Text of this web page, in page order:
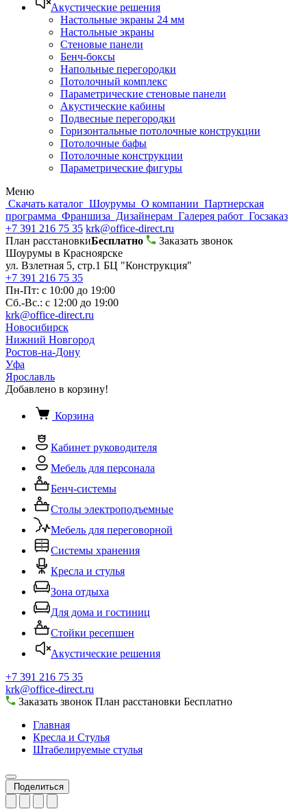
Акустические решения
Настольные экраны 24 мм
Настольные экраны
Стеновые панели
Бенч-боксы
Напольные перегородки
Потолочный комплекс
Параметрические стеновые панели
Акустические кабины
Подвесные перегородки
Горизонтальные потолочные конструкции
Потолочные бафы
Потолочные конструкции
Параметрические фигуры
Меню
Скачать каталог Шоурумы О компании Партнерская
программа Франшиза Дизайнерам Галерея работ Госзаказ
+7 391 216 75 35 krk@office-direct.ru
План расстановкиБесплатно
Заказать звонок
Шоурумы в Красноярске
ул. Взлетная 5, стр.1 БЦ "Конструкция"
+7 391 216 75 35
Пн-Пт: с 10:00 до 19:00
Сб.-Вс.: с 12:00 до 19:00
krk@office-direct.ru
Новосибирск
Нижний Новгород
Ростов-на-Дону
Уфа
Ярославль
Добавлено в корзину!
Корзина
Кабинет руководителя
Мебель для персонала
Бенч-системы
Столы электроподъемные
Мебель для переговорной
Системы хранения
Кресла и стулья
Зона отдыха
Для дома и гостиниц
Стойки ресепшен
Акустические решения
+7 391 216 75 35
krk@office-direct.ru
Заказать звонок План расстановки Бесплатно
Главная
Кресла и Стулья
Штабелируемые стулья
Поделиться